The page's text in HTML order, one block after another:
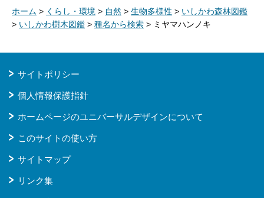
ホーム > くらし・環境 > 自然 > 生物多様性 > いしかわ森林図鑑
> いしかわ樹木図鑑 > 種名から検索 > ミヤマハンノキ
サイトポリシー
個人情報保護指針
ホームページのユニバーサルデザインについて
このサイトの使い方
サイトマップ
リンク集